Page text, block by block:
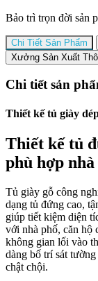
Bảo trì trọn đời sản
Chi Tiết Sản Phẩm
Xưởng Sản Xuất
Chi tiết sản
Thiết kế tủ giày
Thiết kế tủ
phù hợp nhà
Tủ giày gỗ công
dạng tủ đứng cao,
giúp tiết kiệm diện
với nhà phố, căn hộ
không gian lối vào
dàng bố trí sát
chật chội.